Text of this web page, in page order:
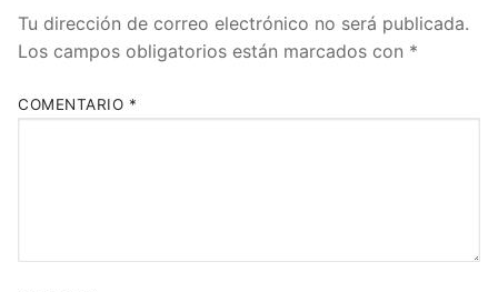
Tu dirección de correo electrónico no será publicada.
Los campos obligatorios están marcados con *
COMENTARIO *